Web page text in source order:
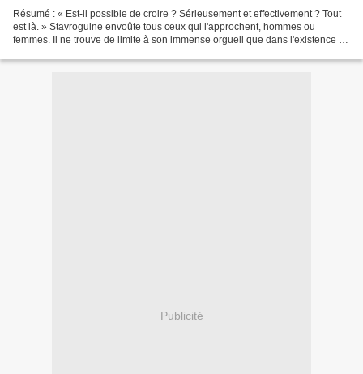
Résumé : « Est-il possible de croire ? Sérieusement et effectivement ? Tout
est là. » Stavroguine envoûte tous ceux qui l'approchent, hommes ou
femmes. Il ne trouve de limite à son immense orgueil que dans l'existence de
Publicité